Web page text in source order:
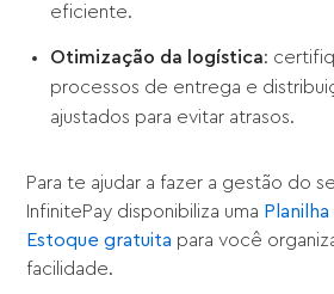
eficiente.
Otimização da logística:
processos de entrega e
ajustados para evitar atrasos.
Para te ajudar a fazer a gestão do
InfinitePay disponibiliza uma
Estoque gratuita para você
facilidade.